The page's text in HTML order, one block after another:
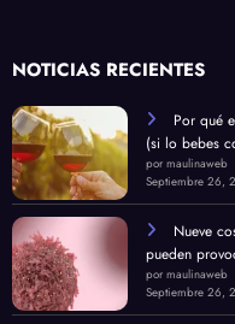
NOTICIAS RECIENTES
Por qué
(si lo bebes
por maulinaweb
Septiembre 26,
Nueve
pueden
por maulinaweb
Septiembre 26,